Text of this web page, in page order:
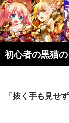
初心者の黒猫
検
索
ン「抜く手も見せ